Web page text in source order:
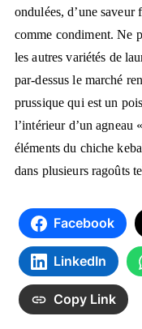
ondulées, d’une
comme condiment. Ne
les autres variétés de
par-dessus le marché
prussique qui est un
l’intérieur d’un agneau
éléments du chiche
dans plusieurs ragoûts
Facebook
LinkedIn
Copy Link